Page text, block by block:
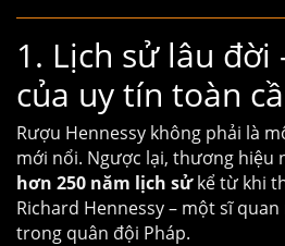
1. Lịch sử lâu đời
của uy tín toàn
Rượu Hennessy không phải là
mới nổi. Ngược lại, thương hiệu
hơn 250 năm lịch sửkể từ khi
Richard Hennessy – một sĩ
trong quân đội Pháp.